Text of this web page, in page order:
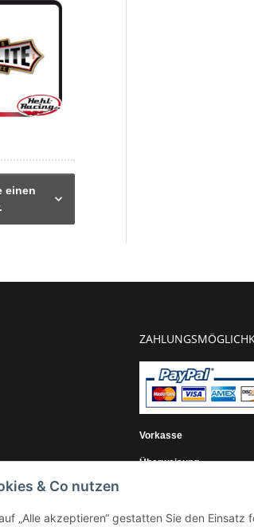
& Co nutzen
„Alle akzeptieren“ gestatten Sie den
einen
Vorkasse
Überweisung